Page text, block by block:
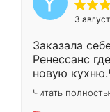
3
Заказала
Ренессанс
новую
вполне
два года,
Читать